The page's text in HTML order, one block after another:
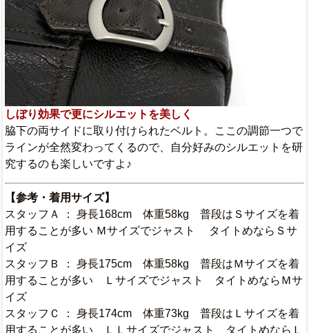
しぼり効果で更にシルエットを美しく
脇下の両サイドに取り付けられたベルト。ここの調節一つで
ラインが全然変わってくるので、自分好みのシルエットを研
究するのも楽しいですよ♪
【参考・ 着用サイズ】
スタッフＡ ： 身長168cm 体重58kg 普段はＳサイズを着
用することが多い Ｍサイズでジャスト タイトめならＳサ
イズ
スタッフＢ ： 身長175cm 体重58kg 普段はＭサイズを着
用することが多い Ｌサイズでジャスト タイトめならＭサ
イズ
スタッフＣ ： 身長174cm 体重73kg 普段はＬサイズを着
用することが多い ＬＬサイズでジャスト タイトめならＬ